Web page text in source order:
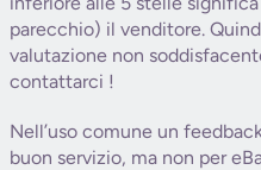
parecchio) il venditore.
valutazione non
contattarci !
Nell’uso comune un
buon servizio, ma non per